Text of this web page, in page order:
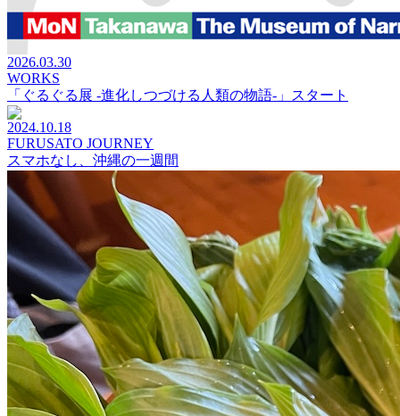
2026.03.30
WORKS
「ぐるぐる展 -進化しつづける人類の物語-」スタート
2024.10.18
FURUSATO JOURNEY
スマホなし、沖縄の一週間